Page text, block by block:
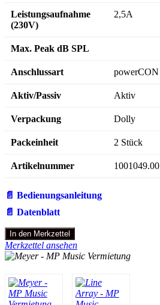
Leistungsaufnahme
(230V)
2,5A
Max. Peak dB SPL
Anschlussart powerCON
Aktiv/Passiv Aktiv
Verpackung Dolly
Packeinheit 2 Stück
Artikelnummer 1001049.00
📄 Bedienungsanleitung
📄 Datenblatt
In den Merkzettel
Merkzettel ansehen